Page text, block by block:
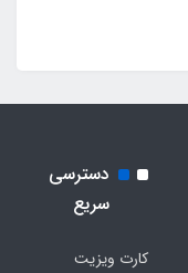
دسترسی
سریع
کارت ویزیت